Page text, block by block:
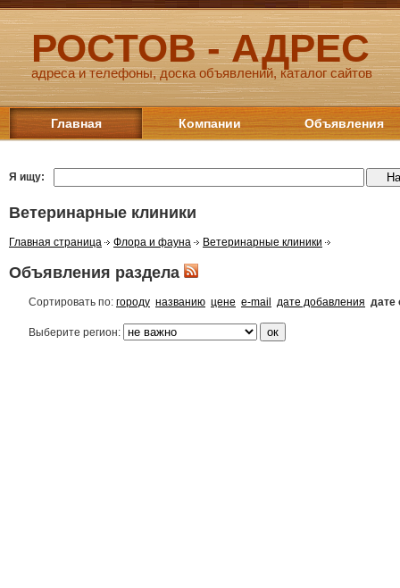
РОСТОВ - АДРЕС
адреса и телефоны, доска объявлений, каталог сайтов
Главная Компании Объявления
Я ищу:
Ветеринарные клиники
Главная страница Флора и фауна Ветеринарные клиники
Объявления раздела
Сортировать по: городу названию цене e-mail дате добавления дате
Выберите регион: